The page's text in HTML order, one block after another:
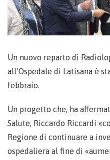
Un nuovo reparto di
all’Ospedale di Latisana è
febbraio.
Un progetto che, ha
Salute, Riccardo Riccardi
Regione di continuare a
ospedaliera al fine di